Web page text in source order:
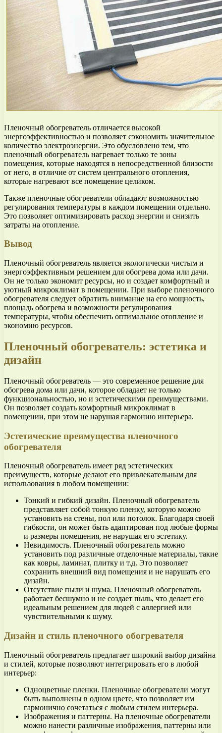
Пленочный обогреватель отличается высокой
энергоэффективностью и позволяет сэкономить значительное
количество электроэнергии. Это обусловлено тем, что
пленочный обогреватель нагревает только те зоны
помещения, которые находятся в непосредственной близости
от него, в отличие от систем центрального отопления,
которые нагревают все помещение целиком.
Также пленочные обогреватели обладают возможностью
регулирования температуры в каждом помещении отдельно.
Это позволяет оптимизировать расход энергии и снизить
затраты на отопление.
Вывод
Пленочный обогреватель является экологически чистым и
энергоэффективным решением для обогрева дома или дачи.
Он не только экономит ресурсы, но и создает комфортный и
уютный микроклимат в помещении. При выборе пленочного
обогревателя следует обратить внимание на его мощность,
площадь обогрева и возможности регулирования
температуры, чтобы обеспечить оптимальное отопление и
экономию ресурсов.
Пленочный обогреватель: эстетика и
дизайн
Пленочный обогреватель — это современное решение для
обогрева дома или дачи, которое обладает не только
функциональностью, но и эстетическими преимуществами.
Он позволяет создать комфортный микроклимат в
помещении, при этом не нарушая гармонию интерьера.
Эстетические преимущества пленочного
обогревателя
Пленочный обогреватель имеет ряд эстетических
преимуществ, которые делают его привлекательным для
использования в любом помещении:
Тонкий и гибкий дизайн. Пленочный обогреватель
представляет собой тонкую пленку, которую можно
установить на стены, пол или потолок. Благодаря своей
гибкости, он может быть адаптирован под любые формы
и размеры помещения, не нарушая его эстетику.
Невидимость. Пленочный обогреватель можно
установить под различные отделочные материалы, такие
как ковры, ламинат, плитку и т.д. Это позволяет
сохранить внешний вид помещения и не нарушать его
дизайн.
Отсутствие пыли и шума. Пленочный обогреватель
работает бесшумно и не создает пыль, что делает его
идеальным решением для людей с аллергией или
чувствительными к шуму.
Дизайн и стиль пленочного обогревателя
Пленочный обогреватель предлагает широкий выбор дизайна
и стилей, которые позволяют интегрировать его в любой
интерьер:
Одноцветные пленки. Пленочные обогреватели могут
быть выполнены в одном цвете, что позволяет им
гармонично сочетаться с любым стилем интерьера.
Изображения и паттерны. На пленочные обогреватели
можно нанести различные изображения, паттерны или